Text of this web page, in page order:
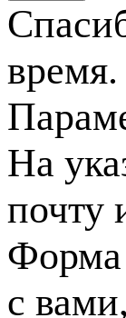
время.
На
почту
Форма
с